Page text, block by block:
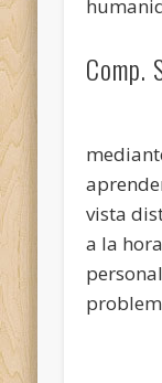
Comp.
vista
a la